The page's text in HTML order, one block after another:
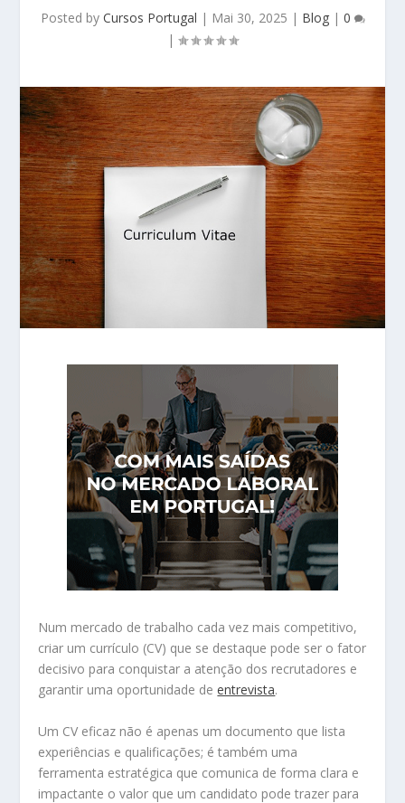
Posted by Cursos Portugal | Mai 30, 2025 | Blog| 0
|
Num mercado de trabalho cada vez mais competitivo,
criar um currículo (CV) que se destaque pode ser o fator
decisivo para conquistar a atenção dos recrutadores e
garantir uma oportunidade deentrevista.
Um CV eficaz não é apenas um documento que lista
experiências e qualificações; é também uma
ferramenta estratégica que comunica de forma clara e
impactante o valor que um candidato pode trazer para